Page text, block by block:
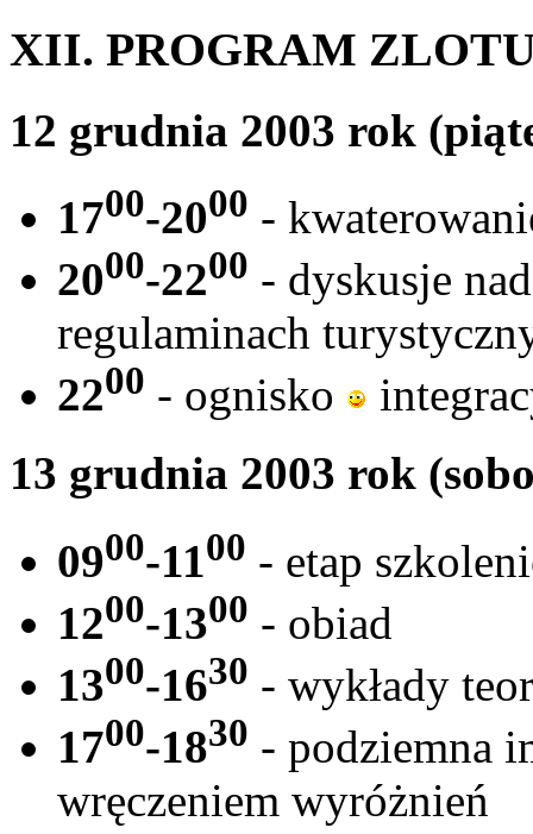
XII. PROGRAM
12 grudnia 2003 rok
1700-2000 -
2000-2200 - dyskusje
regulaminach
2200 - ognisko
13 grudnia 2003 rok
0900-11 00 - etap
1200-1300 - obiad
1300-1630 - wykłady
1700-1830 - podziemna
wręczeniem wyróżnień